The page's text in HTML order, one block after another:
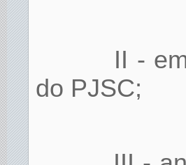
II -
do PJSC;